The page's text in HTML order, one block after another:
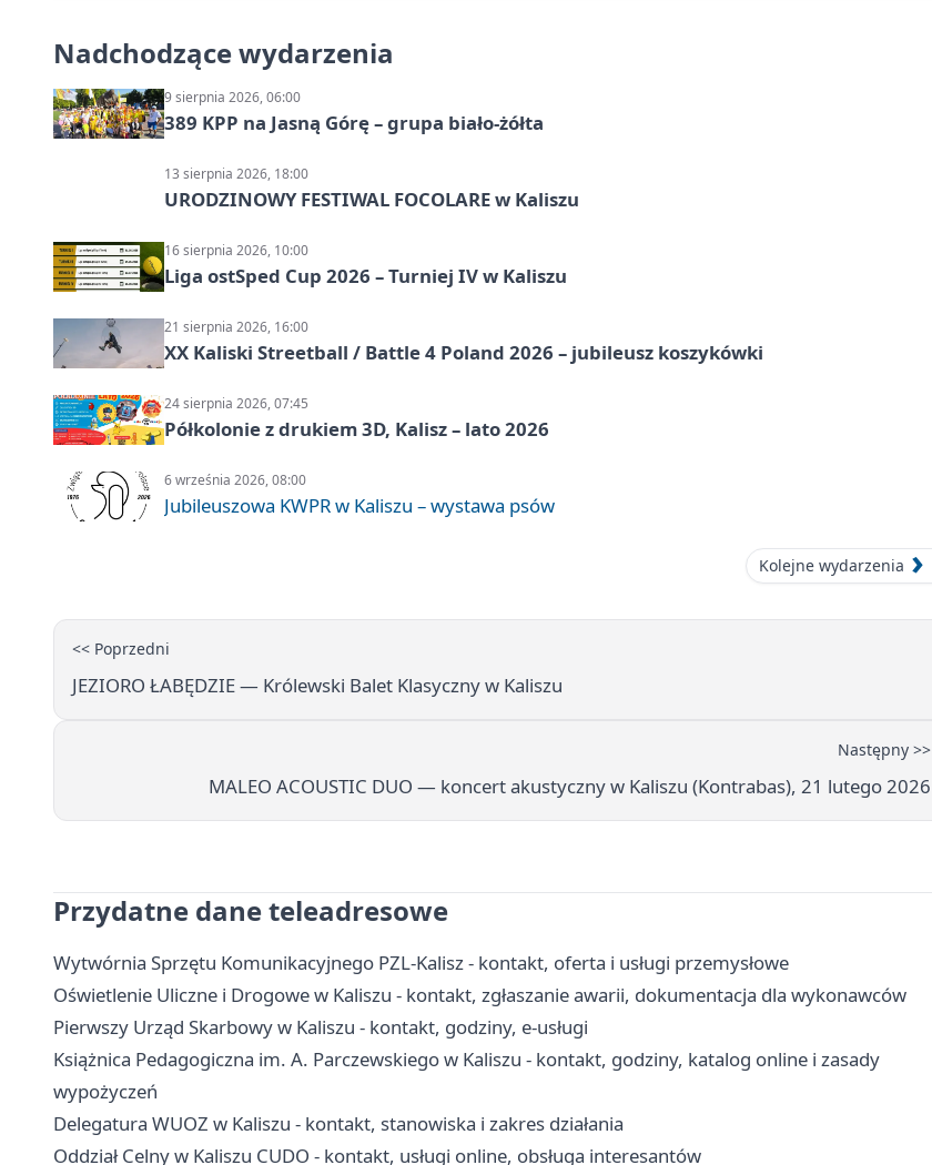
Nadchodzące wydarzenia
9 sierpnia 2026, 06:00
389 KPP na Jasną Górę – grupa biało-żółta
13 sierpnia 2026, 18:00
URODZINOWY FESTIWAL FOCOLARE w Kaliszu
16 sierpnia 2026, 10:00
Liga ostSped Cup 2026 – Turniej IV w Kaliszu
21 sierpnia 2026, 16:00
XX Kaliski Streetball / Battle 4 Poland 2026 – jubileusz koszykówki
24 sierpnia 2026, 07:45
Półkolonie z drukiem 3D, Kalisz – lato 2026
6 września 2026, 08:00
Jubileuszowa KWPR w Kaliszu – wystawa psów
Kolejne wydarzenia
<< Poprzedni
JEZIORO ŁABĘDZIE — Królewski Balet Klasyczny w Kaliszu
Następny >>
MALEO ACOUSTIC DUO — koncert akustyczny w Kaliszu (Kontrabas), 21 lutego 2026
Przydatne dane teleadresowe
Wytwórnia Sprzętu Komunikacyjnego PZL-Kalisz - kontakt, oferta i usługi przemysłowe
Oświetlenie Uliczne i Drogowe w Kaliszu - kontakt, zgłaszanie awarii, dokumentacja dla wykonawców
Pierwszy Urząd Skarbowy w Kaliszu - kontakt, godziny, e-usługi
Książnica Pedagogiczna im. A. Parczewskiego w Kaliszu - kontakt, godziny, katalog online i zasady
wypożyczeń
Delegatura WUOZ w Kaliszu - kontakt, stanowiska i zakres działania
Oddział Celny w Kaliszu CUDO - kontakt, usługi online, obsługa interesantów